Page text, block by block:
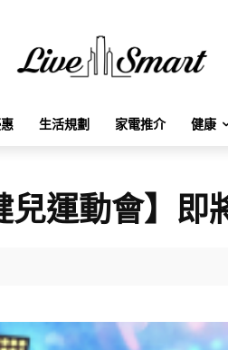
生活規劃 家電推介 健康
運動會】即